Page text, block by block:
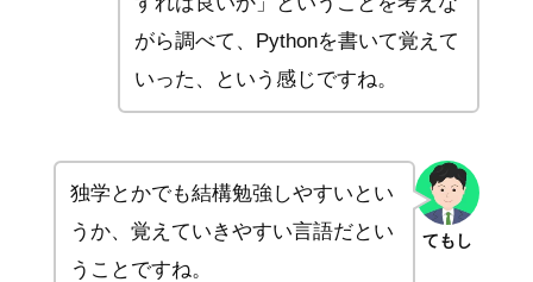
がら調べて、Pythonを書いて覚えて
いった、という感じですね。
てもし
独学とかでも結構勉強しやすいとい
うか、覚えていきやすい言語だとい
うことですね。